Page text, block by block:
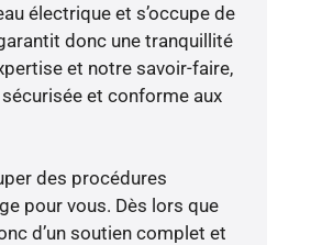
électrique et s’occupe de
donc une tranquillité
et notre savoir-faire,
et conforme aux
des procédures
pour vous. Dès lors que
d’un soutien complet et